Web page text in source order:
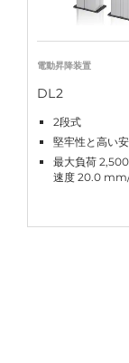
電動昇降装置
DL2
2段式
堅牢性と高い
最大負荷
速度 20.0